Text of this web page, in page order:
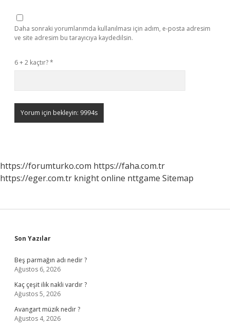
Daha sonraki yorumlarımda kullanılması için adım, e-posta adresim
ve site adresim bu tarayıcıya kaydedilsin.
6 + 2 kaçtır?*
https://forumturko.com https://faha.com.tr
https://eger.com.tr knight online nttgame Sitemap
Sidebar
Son Yazılar
Beş parmağın adı nedir ?
Ağustos 6, 2026
Kaç çeşit ilik nakli vardır ?
Ağustos 5, 2026
Avangart müzik nedir ?
Ağustos 4, 2026